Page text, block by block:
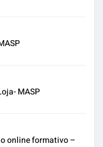
MASP
online formativo –